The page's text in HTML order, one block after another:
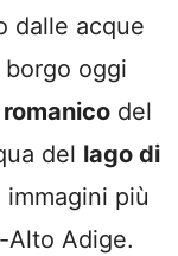
dalle acque
oggi
del
del lago di
più
Adige.